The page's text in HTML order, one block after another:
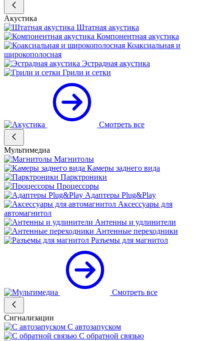
Акустика
Штатная акустика
Компонентная акустика
Коаксиальная и
широкополосная
Эстрадная акустика
Грили и сетки
Смотреть все
Мультимедиа
Магнитолы
Камеры заднего вида
Парктроники
Процессоры
Адаптеры Plug&Play
Аксессуары для
автомагнитол
Антенны и удлинители
Антенные переходники
Разъемы для магнитол
Смотреть все
Сигнализации
С автозапуском
С обратной связью